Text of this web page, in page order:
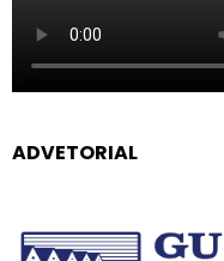
ADVETORIAL